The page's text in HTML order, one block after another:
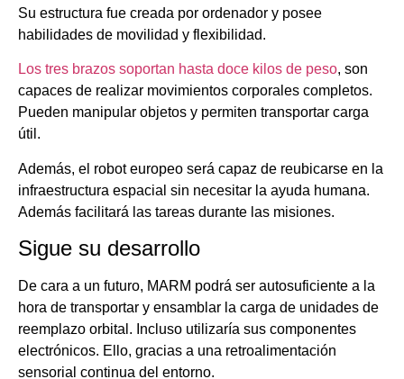
Su estructura fue creada por ordenador y posee
habilidades de movilidad y flexibilidad.
Los tres brazos soportan hasta doce kilos de peso, son
capaces de realizar movimientos corporales completos.
Pueden manipular objetos y permiten transportar carga
útil.
Además, el robot europeo será capaz de reubicarse en la
infraestructura espacial sin necesitar la ayuda humana.
Además facilitará las tareas durante las misiones.
Sigue su desarrollo
De cara a un futuro, MARM podrá ser autosuficiente a la
hora de transportar y ensamblar la carga de unidades de
reemplazo orbital. Incluso utilizaría sus componentes
electrónicos. Ello, gracias a una retroalimentación
sensorial continua del entorno.